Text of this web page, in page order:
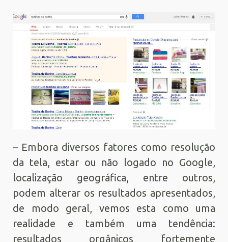
– Embora diversos fatores como resolução
da tela, estar ou não logado no Google,
localização geográfica, entre outros,
podem alterar os resultados apresentados,
de modo geral, vemos esta como uma
realidade e também uma tendência:
resultados orgânicos fortemente